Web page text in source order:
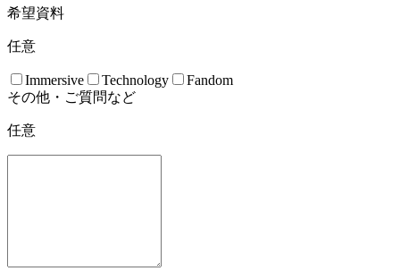
希望資料
任意
Immersive Technology
Fandom
その他・ご質問など
任意